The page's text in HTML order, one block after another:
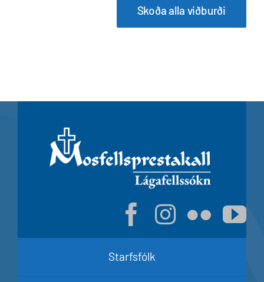
Skoða alla viðburði
Starfsfólk